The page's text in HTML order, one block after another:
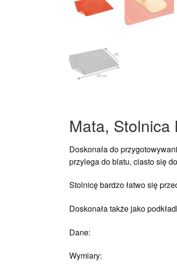
Mata, Stolnica
Doskonała do
przylega do blatu, ciasto się
Stolnicę bardzo łatwo się
Doskonała także jako
Dane:
Wymiary: